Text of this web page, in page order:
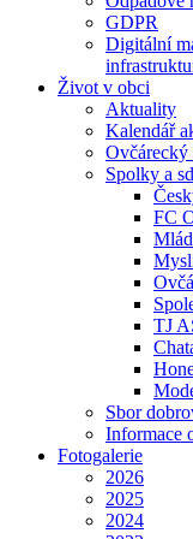
GDPR
Digitální
Život v obci
Aktuality
Kalendář
Ovčárecký
Spolky a
FC
TJ
Sbor
Informace
Fotogalerie
2026
2025
2024